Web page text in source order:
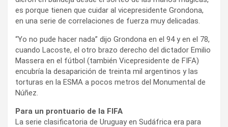
es porque tienen que cuidar al vicepresidente Grondona,
en una serie de correlaciones de fuerza muy delicadas.
“Yo no pude hacer nada” dijo Grondona en el 94 y en el 78,
cuando Lacoste, el otro brazo derecho del dictador Emilio
Massera en el fútbol (también Vicepresidente de FIFA)
encubría la desaparición de treinta mil argentinos y las
torturas en la ESMA a pocos metros del Monumental de
Núñez.
Para un prontuario de la FIFA
La serie clasificatoria de Uruguay en Sudáfrica era para